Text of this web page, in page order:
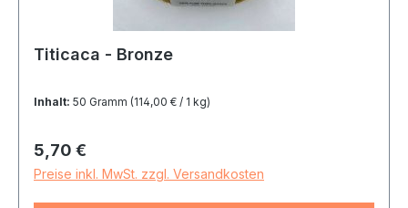
Titicaca - Bronze
Inhalt: 50 Gramm (114,00 € / 1 kg)
Regulärer Preis:
5,70 €
Preise inkl. MwSt. zzgl. Versandkosten